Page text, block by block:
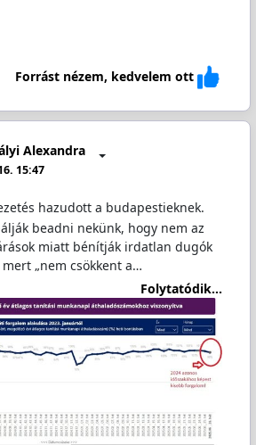
Forrást nézem, kedvelem ott
Alexandra
15:47
hazudott a budapestieknek.
beadni nekünk, hogy nem az
miatt bénítják irdatlan dugók
„nem csökkent a…
Folytatódik...